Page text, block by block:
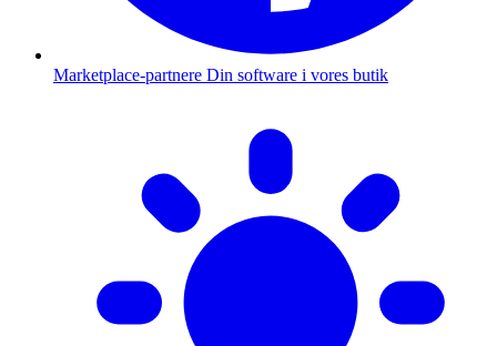
Marketplace-partnere Din software i vores butik